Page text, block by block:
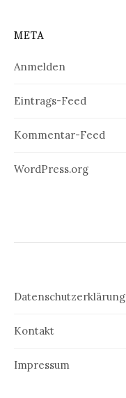
META
Anmelden
Eintrags-Feed
Kommentar-Feed
WordPress.org
Datenschutzerklärung
Kontakt
Impressum